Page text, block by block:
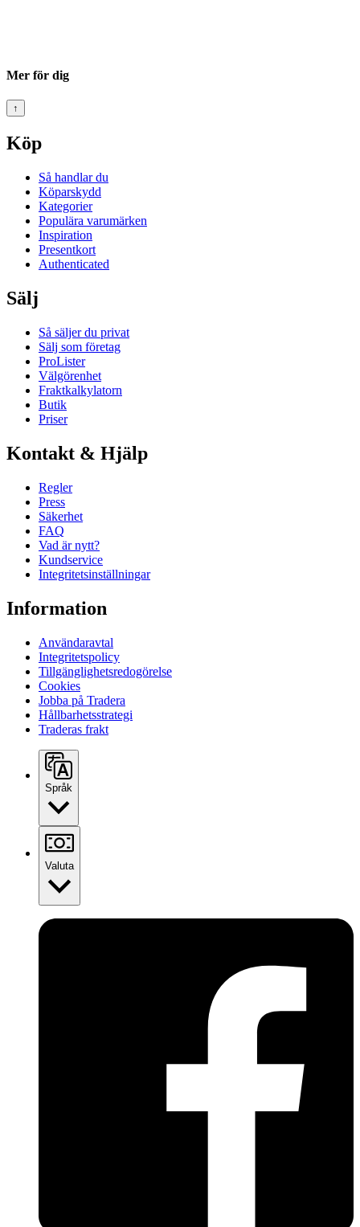
Mer för dig
↑
Köp
Så handlar du
Köparskydd
Kategorier
Populära varumärken
Inspiration
Presentkort
Authenticated
Sälj
Så säljer du privat
Sälj som företag
ProLister
Välgörenhet
Fraktkalkylatorn
Butik
Priser
Kontakt & Hjälp
Regler
Press
Säkerhet
FAQ
Vad är nytt?
Kundservice
Integritetsinställningar
Information
Användaravtal
Integritetspolicy
Tillgänglighetsredogörelse
Cookies
Jobba på Tradera
Hållbarhetsstrategi
Traderas frakt
Språk
Valuta